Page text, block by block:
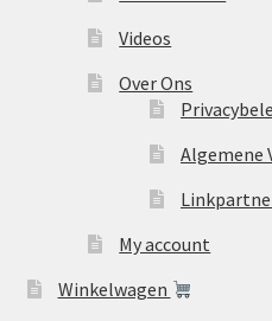
Videos
Over Ons
Algemene
My account
Winkelwagen